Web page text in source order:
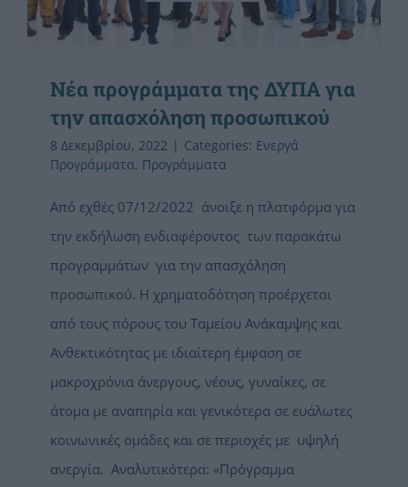
Νέα προγράμματα της ΔΥΠΑ για
την απασχόληση προσωπικού
8 Δεκεμβρίου, 2022 | Categories: Ενεργά
Προγράμματα, Προγράμματα
Από εχθές 07/12/2022 άνοιξε η πλατφόρμα για
την εκδήλωση ενδιαφέροντος των παρακάτω
προγραμμάτων για την απασχόληση
προσωπικού. Η χρηματοδότηση προέρχεται
από τους πόρους του Ταμείου Ανάκαμψης και
Ανθεκτικότητας με ιδιαίτερη έμφαση σε
μακροχρόνια άνεργους, νέους, γυναίκες, σε
άτομα με αναπηρία και γενικότερα σε ευάλωτες
κοινωνικές ομάδες και σε περιοχές με υψηλή
ανεργία. Αναλυτικότερα: «Πρόγραμμα